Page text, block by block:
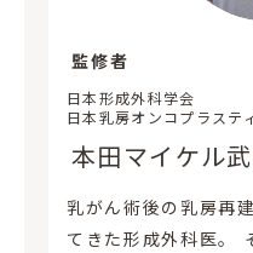
監修者
日本形成外科学会
日本乳房オンコプラステ
本田マイケル
乳がん術後の乳房再
てきた形成外科医。